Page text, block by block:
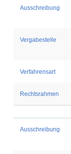
Ausschreibung
Vergabestelle
Verfahrensart
Rechtsrahmen
Ausschreibung